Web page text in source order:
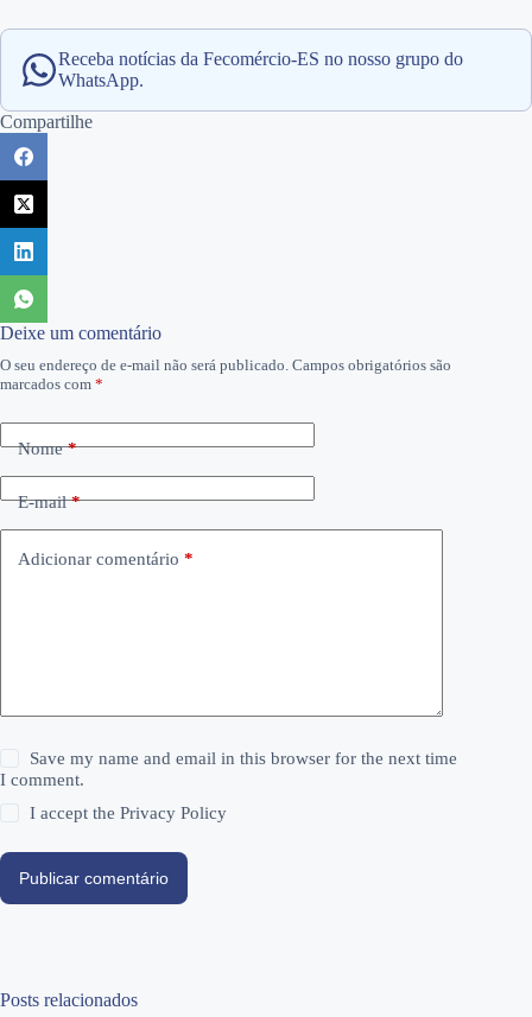
Receba notícias da Fecomércio-ES no nosso grupo do
WhatsApp.
Compartilhe
Deixe um comentário
O seu endereço de e-mail não será publicado. Campos obrigatórios são
marcados com *
Nome*
E-mail*
Adicionar comentário *
Save my name and email in this browser for the next time
I comment.
I accept thePrivacy Policy
Publicar comentário
Posts relacionados